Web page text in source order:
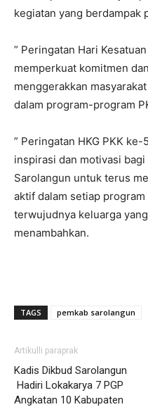
kegiatan yang berdampak
” Peringatan Hari
memperkuat komitmen
menggerakkan
dalam program-program
” Peringatan HKG PKK
inspirasi dan motivasi
Sarolangun untuk terus
aktif dalam setiap
terwujudnya keluarga
menambahkan.
TAGS pemkab sarolangun
Artikulli paraprak
Kadis Dikbud Sarolangun
Hadiri Lokakarya 7 PGP
Angkatan 10 Kabupaten